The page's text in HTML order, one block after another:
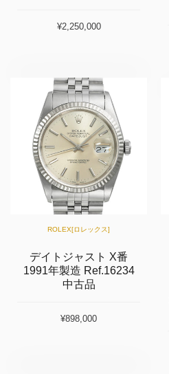
¥2,250,000
ROLEX[ロレックス]
デイトジャスト X番
1991年製造 Ref.16234
中古品
¥898,000